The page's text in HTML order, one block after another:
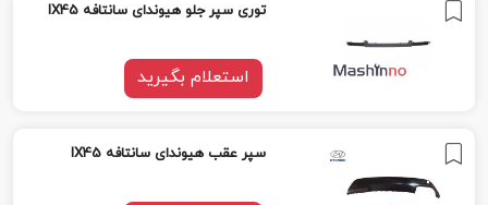
توری سپر جلو هیوندای سانتافه IX45
استعلام بگیرید
سپر عقب هیوندای سانتافه IX45